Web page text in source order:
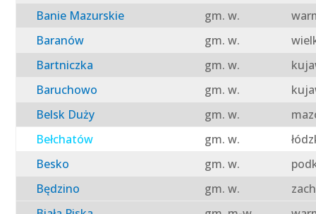
Banie Mazurskie
gm. w.
Baranów
gm. w.
Bartniczka
gm. w.
Baruchowo
gm. w.
Belsk Duży
gm. w.
Bełchatów
gm. w.
Besko
gm. w.
Będzino
gm. w.